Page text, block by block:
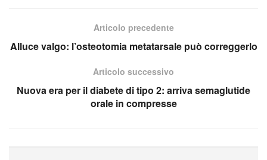
Articolo precedente
Alluce valgo: l’osteotomia metatarsale può correggerlo
Articolo successivo
Nuova era per il diabete di tipo 2: arriva semaglutide
orale in compresse